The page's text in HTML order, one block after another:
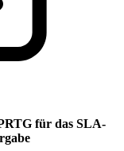
für das SLA-